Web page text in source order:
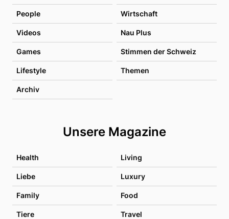
People Wirtschaft
Videos Nau Plus
Games Stimmen der Schweiz
Lifestyle Themen
Archiv
Unsere Magazine
Health Living
Liebe Luxury
Family Food
Tiere Travel